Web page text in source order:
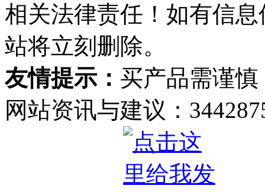
相关法律责任！如有信
站将立刻删除。
友情提示： 买产品需谨慎
网站资讯与建议：